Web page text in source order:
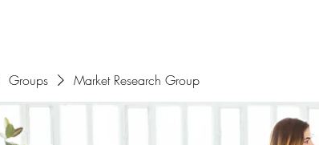
Groups Market Research Group